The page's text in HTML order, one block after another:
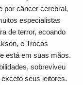
por câncer cerebral,
especialistas
de terror, ecoando
e Trocas
está em suas mãos.
sobreviveu
seus leitores.